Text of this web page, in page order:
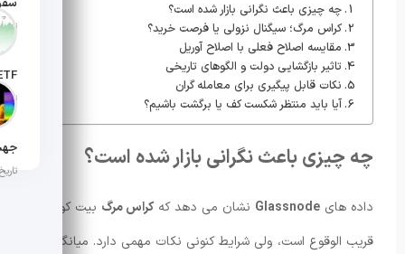
تاریخ
تاریخ
تاریخ
چه چیزی باعث نگرانی بازار شده است؟
کراس مرگ؛ سیگنال نزولی یا فرصت خرید؟
مقایسه اصلاح فعلی با اصلاح آوریل
تاثیر بازگشایی دولت و الگوهای تاریخی
نکات قابل پیگیری برای معامله گران
آیا باید منتظر شکست کف یا برگشت باشیم؟
چه چیزی باعث نگرانی بازار شده است؟
داده های Glassnode نشان می دهد کهکراس مرگ بیت کوین
قریب الوقوع است، ولی شرایط کنونی نکات مهمی دارد. میانگین